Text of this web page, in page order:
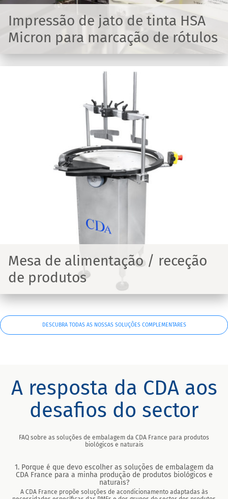
Impressão de jato de tinta HSA
Micron para marcação de rótulos
Mesa de alimentação / receção
de produtos
DESCUBRA TODAS AS NOSSAS SOLUÇÕES COMPLEMENTARES
A resposta da CDA aos
desafios do sector
FAQ sobre as soluções de embalagem da CDA France para produtos
biológicos e naturais
1. Porque é que devo escolher as soluções de embalagem da
CDA France para a minha produção de produtos biológicos e
naturais?
A CDA France propõe soluções de acondicionamento adaptadas às